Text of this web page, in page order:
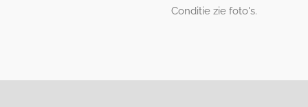
Conditie zie foto's.